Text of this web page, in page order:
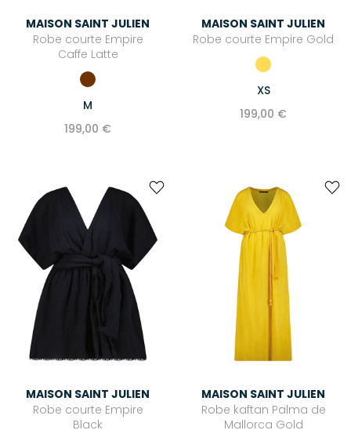
MAISON SAINT JULIEN
Robe courte Empire
Caffe Latte
M
199,00 €
MAISON SAINT JULIEN
Robe courte Empire Gold
XS
199,00 €
MAISON SAINT JULIEN
Robe courte Empire
Black
MAISON SAINT JULIEN
Robe kaftan Palma de
Mallorca Gold